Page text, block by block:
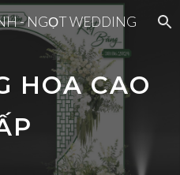
Skip to navigation
- NGỌT WEDDING
HOA CAO